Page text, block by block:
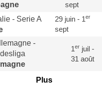
sept
29 juin - 1er
sept
1erjuil -
31 août
Plus